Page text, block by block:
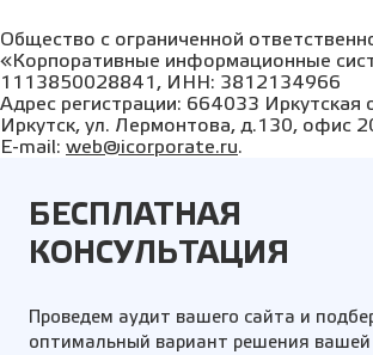
Общество с ограниченной
«Корпоративные информационные
1113850028841, ИНН: 3812134966
Адрес регистрации: 664033 Иркутская
Иркутск, ул. Лермонтова, д.130, офис
E-mail: web@icorporate.ru.
БЕСПЛАТНАЯ
КОНСУЛЬТАЦИЯ
Проведем аудит вашего сайта и
оптимальный вариант решения вашей